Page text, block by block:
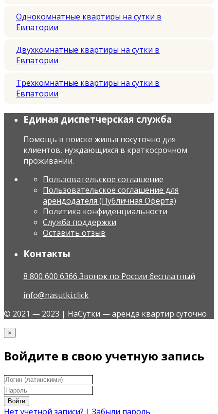
Однокомнатные квартиры на сутки в
Евпатории
Двухкомнатные квартиры на сутки в
Евпатории
Трехкомнатные квартиры на сутки в
Евпатории
Единая диспетчерская служба
Помощь в поиске жилья посуточно для
клиентов, нуждающихся в краткосрочном
проживании.
Пользовательское соглашение
Пользовательское соглашение для
арендодателя (Публичная Оферта)
Политика конфиденциальности
Служба поддержки
Оставить отзыв
Контакты
8 800 600 6366 Звонок по России бесплатный
info@nasutki.click
© 2021 — 2023 | НаСутки — аренда квартир суточно
×
Войдите в свою учетную запись
Войти
Нет учетной записи? | Забыли пароль